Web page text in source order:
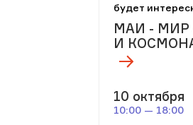
будет
МАИ -
И
10 октября
10:00 — 18:00